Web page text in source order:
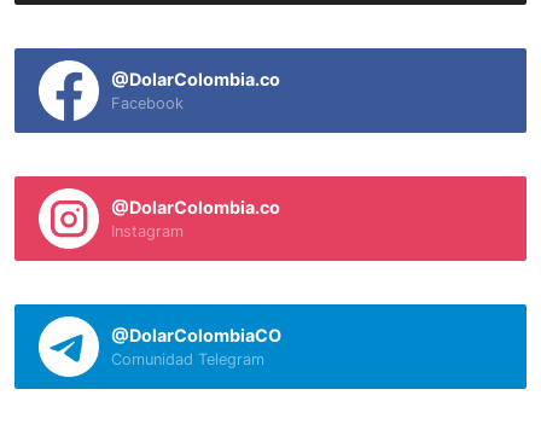
@DolarColombia.co
Facebook
@DolarColombia.co
Instagram
@DolarColombiaCO
Comunidad Telegram